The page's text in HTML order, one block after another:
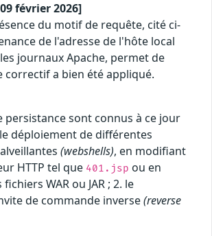
février 2026]
du motif de requête, cité ci-
de l'adresse de l'hôte local
journaux Apache, permet de
correctif a bien été appliqué.
persistance sont connus à ce jour
déploiement de différentes
(webshells), en modifiant
HTTP tel que 401.jsp ou en
WAR ou JAR ; 2. le
de commande inverse(reverse